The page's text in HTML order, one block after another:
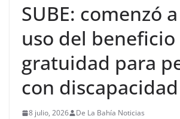
SUBE: comenzó
uso del beneficio
gratuidad para
con discapacidad
8 julio, 2026 De La Bahía Noticias